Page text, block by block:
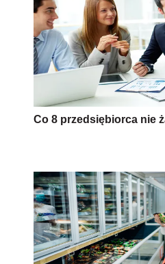
Co 8 przedsiębiorca nie